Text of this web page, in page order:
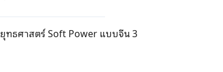
ยุทธศาสตร์ Soft Power แบบจีน 3